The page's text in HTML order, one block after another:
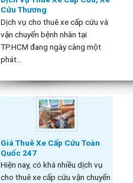
Cứu Thương
Dịch vụ cho thuê xe cấp cứu và
vận chuyển bệnh nhân tại
TP.HCM đang ngày càng một
phát...
Giá Thuê Xe Cấp Cứu Toàn
Quốc 247
Hiện nay, có khá nhiều dịch vụ
cho thuê xe cấp cứu vận chuyển